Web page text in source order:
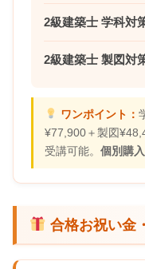
2級建築士 学科対
2級建築士 製図対
ワンポイント：
¥77,900＋製図
受講可能。 個別購
合格お祝い金